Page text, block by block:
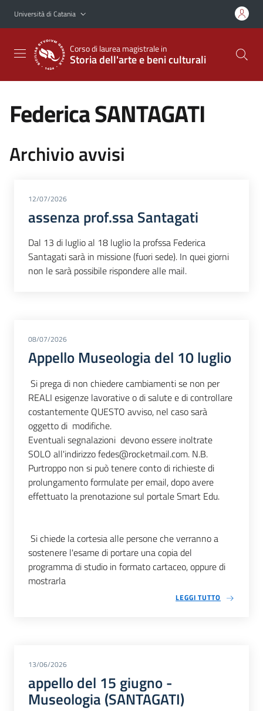
Vai al contenuto principale
Vai al menu di navigazione
Università di Catania
Corso di laurea magistrale in
Storia dell'arte e beni culturali
Federica SANTAGATI
Archivio avvisi
12/07/2026
assenza prof.ssa Santagati
Dal 13 di luglio al 18 luglio la profssa Federica
Santagati sarà in missione (fuori sede). In quei giorni
non le sarà possibile rispondere alle mail.
08/07/2026
Appello Museologia del 10 luglio
Si prega di non chiedere cambiamenti se non per
REALI esigenze lavorative o di salute e di controllare
costantemente QUESTO avviso, nel caso sarà
oggetto di modifiche.
Eventuali segnalazioni devono essere inoltrate
SOLO all'indirizzo fedes@rocketmail.com. N.B.
Purtroppo non si può tenere conto di richieste di
prolungamento formulate per email, dopo avere
effettuato la prenotazione sul portale Smart Edu.
Si chiede la cortesia alle persone che verranno a
sostenere l'esame di portare una copia del
programma di studio in formato cartaceo, oppure di
mostrarla
LEGGI TUTTO
13/06/2026
appello del 15 giugno -
Museologia (SANTAGATI)